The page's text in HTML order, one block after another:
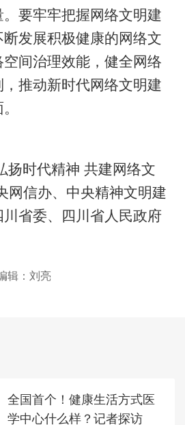
要牢牢把握网络文明建
发展积极健康的网络文
间治理效能，健全网络
推动新时代网络文明建
扬时代精神 共建网络文
网信办、中央精神文明建
省委、四川省人民政府
辑：刘亮
全国首个！健康生活方式医
学中心什么样？记者探访